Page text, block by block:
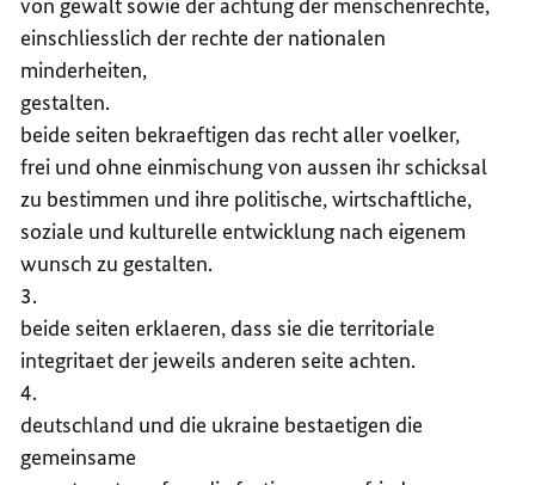
einschliesslich der rechte der nationalen
minderheiten,
gestalten.
beide seiten bekraeftigen das recht aller voelker,
frei und ohne einmischung von aussen ihr schicksal
zu bestimmen und ihre politische, wirtschaftliche,
soziale und kulturelle entwicklung nach eigenem
wunsch zu gestalten.
3.
beide seiten erklaeren, dass sie die territoriale
integritaet der jeweils anderen seite achten.
4.
deutschland und die ukraine bestaetigen die
gemeinsame